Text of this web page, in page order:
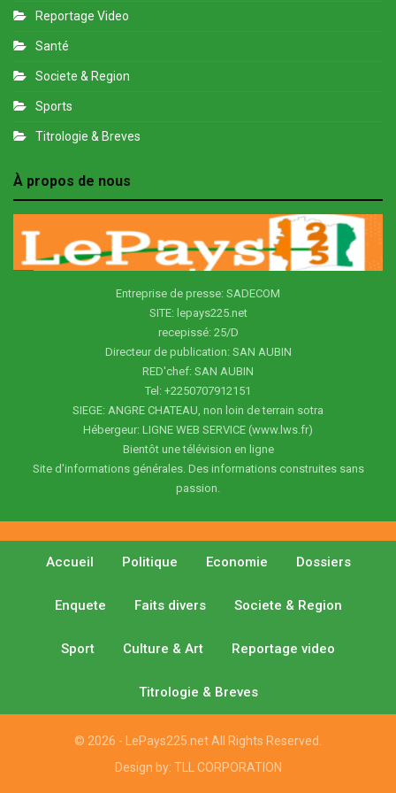
Reportage Video
Santé
Societe & Region
Sports
Titrologie & Breves
À propos de nous
Entreprise de presse: SADECOM
SITE: lepays225.net
recepissé: 25/D
Directeur de publication: SAN AUBIN
RED'chef: SAN AUBIN
Tel: +2250707912151
SIEGE: ANGRE CHATEAU, non loin de terrain sotra
Hébergeur: LIGNE WEB SERVICE (www.lws.fr)
Bientôt une télévision en ligne
Site d'informations générales. Des informations construites sans
passion.
Accueil Politique Economie Dossiers
Enquete Faits divers Societe & Region
Sport Culture & Art Reportage video
Titrologie & Breves
© 2026 - LePays225.net All Rights Reserved.
Design by: TLL CORPORATION